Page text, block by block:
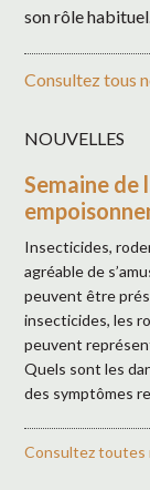
son rôle
Consultez tous
NOUVELLES
Semaine de
Insecticides,
agréable de
peuvent être
insecticides, les
peuvent
Quels sont les
des symptômes
Consultez toutes